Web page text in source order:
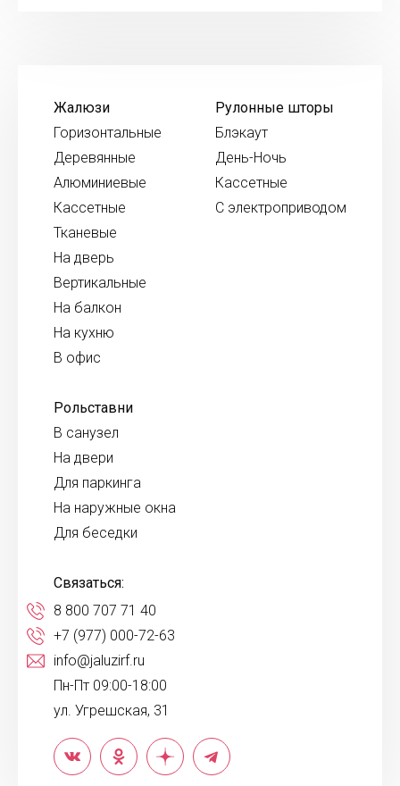
Жалюзи
Горизонтальные
Деревянные
Алюминиевые
Кассетные
Тканевые
На дверь
Вертикальные
На балкон
На кухню
В офис
Рулонные шторы
Блэкаут
День-Ночь
Кассетные
С электроприводом
Рольставни
В санузел
На двери
Для паркинга
На наружные окна
Для беседки
Связаться:
8 800 707 71 40
+7 (977) 000-72-63
info@jaluzirf.ru
Пн-Пт 09:00-18:00
ул. Угрешская, 31